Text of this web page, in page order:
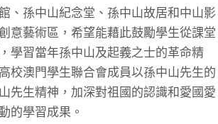
、孫中山紀念堂、孫中山故居和中山影
意藝術區，希望能藉此鼓勵學生從課堂
學習當年孫中山及起義之士的革命精
校澳門學生聯合會成員以孫中山先生的
先生精神，加深對祖國的認識和愛國愛
的學習成果。